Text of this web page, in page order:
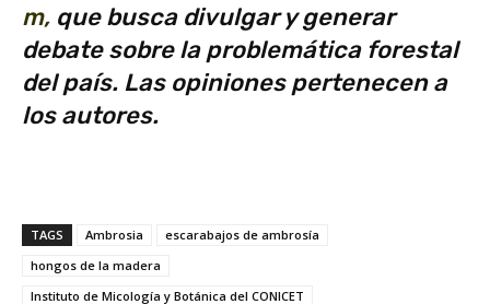
m, que busca divulgar y generar
debate sobre la problemática forestal
del país. Las opiniones pertenecen a
los autores.
TAGS Ambrosia
escarabajos de ambrosía
hongos de la madera
Instituto de Micología y Botánica del CONICET